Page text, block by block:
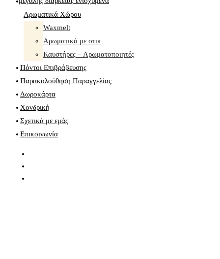
Αρωματικά Χώρου
Waxmelt
Αρωματικά με στικ
Καυστήρες – Αρωματοποιητές
Πόντοι Επιβράβευσης
Παρακολούθηση Παραγγελίας
Δωροκάρτα
Χονδρική
Σχετικά με εμάς
Επικοινωνία